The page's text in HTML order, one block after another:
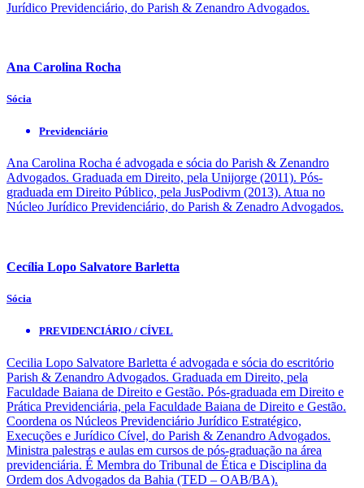
Jurídico Previdenciário, do Parish & Zenandro Advogados.
Ana Carolina Rocha
Sócia
Previdenciário
Ana Carolina Rocha é advogada e sócia do Parish & Zenandro
Advogados. Graduada em Direito, pela Unijorge (2011). Pós-
graduada em Direito Público, pela JusPodivm (2013). Atua no
Núcleo Jurídico Previdenciário, do Parish & Zenadro Advogados.
Cecília Lopo Salvatore Barletta
Sócia
PREVIDENCIÁRIO / CÍVEL
Cecilia Lopo Salvatore Barletta é advogada e sócia do escritório
Parish & Zenandro Advogados. Graduada em Direito, pela
Faculdade Baiana de Direito e Gestão. Pós-graduada em Direito e
Prática Previdenciária, pela Faculdade Baiana de Direito e Gestão.
Coordena os Núcleos Previdenciário Jurídico Estratégico,
Execuções e Jurídico Cível, do Parish & Zenandro Advogados.
Ministra palestras e aulas em cursos de pós-graduação na área
previdenciária. É Membra do Tribunal de Ética e Disciplina da
Ordem dos Advogados da Bahia (TED – OAB/BA).